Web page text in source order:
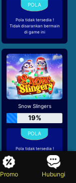
Pola tidak tersedia !
Tidak disarankan bermain
di game ini
Snow Slingers
19%
Pola tidak tersedia !
Tidak disarankan bermain
Promo Hubungi